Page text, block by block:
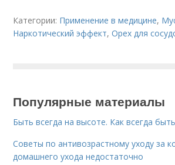
Категории: Применение в медицине,
Наркотический эффект,Орех для
Популярные материалы
Быть всегда на высоте. Как всегда
Советы по антивозрастному уходу за
домашнего ухода недостаточно